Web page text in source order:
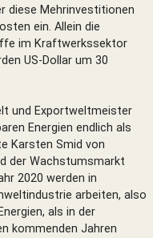
diese Mehrinvestitionen
ein. Allein die
im Kraftwerkssektor
US-Dollar um 30
und Exportweltmeister
Energien endlich als
Karsten Smid von
der Wachstumsmarkt
2020 werden in
arbeiten, also
als in der
kommenden Jahren